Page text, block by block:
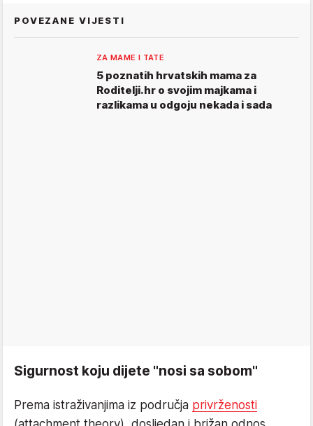
POVEZANE VIJESTI
ZA MAME I TATE
5 poznatih hrvatskih mama za
Roditelji.hr o svojim majkama i
razlikama u odgoju nekada i sada
Sigurnost koju dijete "nosi sa sobom"
Prema istraživanjima iz područja privrženosti